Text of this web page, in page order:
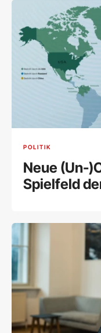
POLITIK
Neue (Un-
Spielfeld